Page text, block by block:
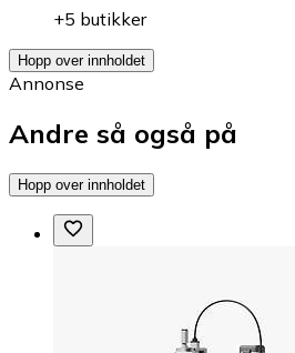
+5 butikker
Hopp over innholdet
Annonse
Andre så også på
Hopp over innholdet